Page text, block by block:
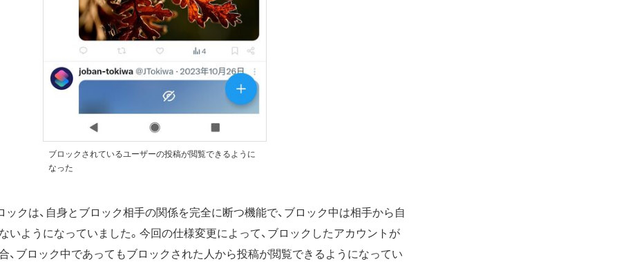
ブロックされているユーザーの投稿が閲覧できるように
なった
クは、自身とブロック相手の関係を完全に断つ機能で、ブロック中は相手から自
いようになっていました。今回の仕様変更によって、ブロックしたアカウントが
、ブロック中であってもブロックされた人から投稿が閲覧できるようになってい